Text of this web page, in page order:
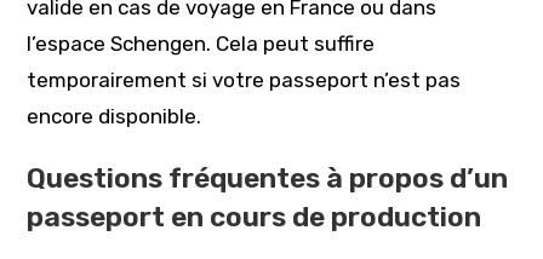
valide en cas de voyage en France ou dans
l’espace Schengen. Cela peut suffire
temporairement si votre passeport n’est pas
encore disponible.
Questions fréquentes à propos d’un
passeport en cours de production